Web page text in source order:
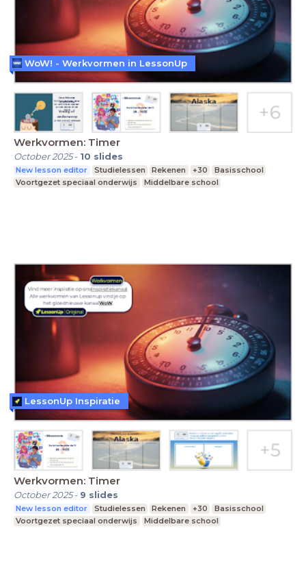
Werkvormen: Timer
October 2025- 10 slides
New lesson editor Studielessen Rekenen +30
Basisschool
Voortgezet speciaal onderwijs
Middelbare school
WoW! - Werkvormen in LessonUp
Werkvormen: Timer
October 2025- 9 slides
New lesson editor Studielessen Rekenen +30
Basisschool
Voortgezet speciaal onderwijs
Middelbare school
LessonUp Inspiratie